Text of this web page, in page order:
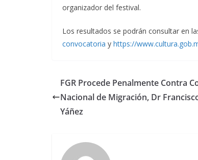
organizador del festival.
Los resultados se podrán consultar en
convocatoria y https://www.
FGR Procede Penalmente Contra
Nacional de Migración, Dr
Yáñez